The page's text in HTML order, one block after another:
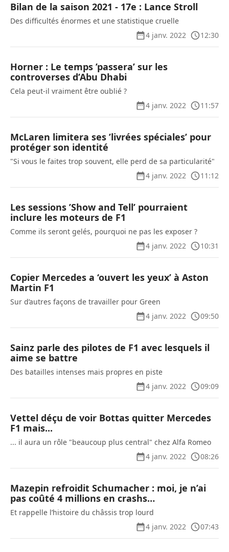
Bilan de la saison 2021 - 17e : Lance Stroll
Des difficultés énormes et une statistique cruelle
4 janv. 2022
12:30
Horner : Le temps ’passera’ sur les
controverses d’Abu Dhabi
Cela peut-il vraiment être oublié ?
4 janv. 2022
11:57
McLaren limitera ses ’livrées spéciales’ pour
protéger son identité
"Si vous le faites trop souvent, elle perd de sa particularité"
4 janv. 2022
11:12
Les sessions ’Show and Tell’ pourraient
inclure les moteurs de F1
Comme ils seront gelés, pourquoi ne pas les exposer ?
4 janv. 2022
10:31
Copier Mercedes a ‘ouvert les yeux’ à Aston
Martin F1
Sur d’autres façons de travailler pour Green
4 janv. 2022
09:50
Sainz parle des pilotes de F1 avec lesquels il
aime se battre
Des batailles intenses mais propres en piste
4 janv. 2022
09:09
Vettel déçu de voir Bottas quitter Mercedes
F1 mais...
... il aura un rôle "beaucoup plus central" chez Alfa Romeo
4 janv. 2022
08:26
Mazepin refroidit Schumacher : moi, je n’ai
pas coûté 4 millions en crashs…
Et rappelle l’histoire du châssis trop lourd
4 janv. 2022
07:43